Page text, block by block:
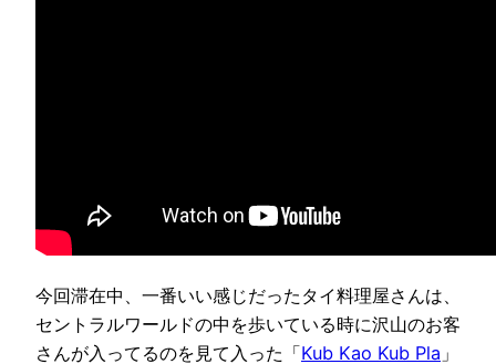
今回滞在中、一番いい感じだったタイ料理屋さんは、
セントラルワールドの中を歩いている時に沢山のお客
さんが入ってるのを見て入った「Kub Kao Kub Pla 」